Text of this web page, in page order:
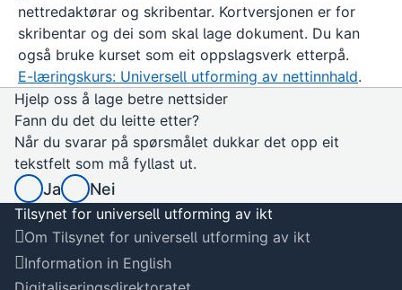
nettredaktørar og skribentar. Kortversjonen er for
skribentar og dei som skal lage dokument. Du kan
også bruke kurset som eit oppslagsverk etterpå.
E-læringskurs: Universell utforming av nettinnhald.
Hjelp oss å lage betre nettsider
Fann du det du leitte etter?
Når du svarar på spørsmålet dukkar det opp eit
tekstfelt som må fyllast ut.
Ja Nei
Tilsynet for universell utforming av ikt
Om Tilsynet for universell utforming av ikt
Information in English